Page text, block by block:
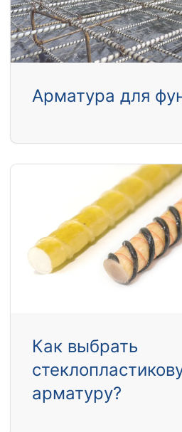
Арматура для
Как выбрать
арматуру?